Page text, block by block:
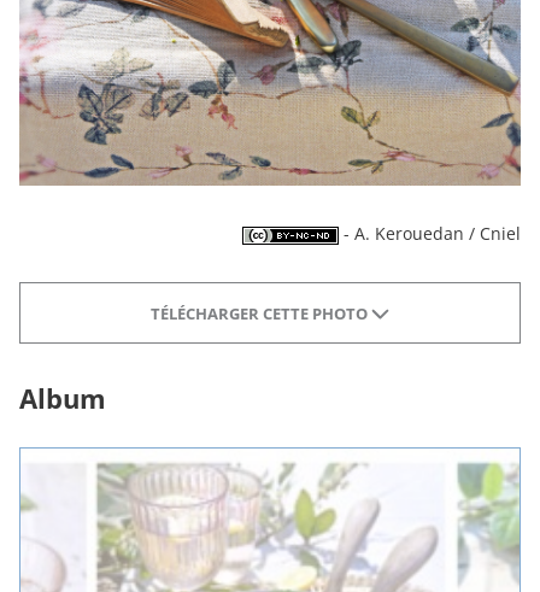
- A. Kerouedan / Cniel
TÉLÉCHARGER CETTE PHOTO
Album